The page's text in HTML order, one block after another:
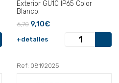
Exterior GU10 IP65 Color
Blanco.
6,70 9,10€
+detalles
Ref: 08192025